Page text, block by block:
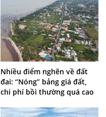
Nhiều điểm nghẽn về đất
đai: “Nóng” bảng giá đất,
chi phí bồi thường quá cao